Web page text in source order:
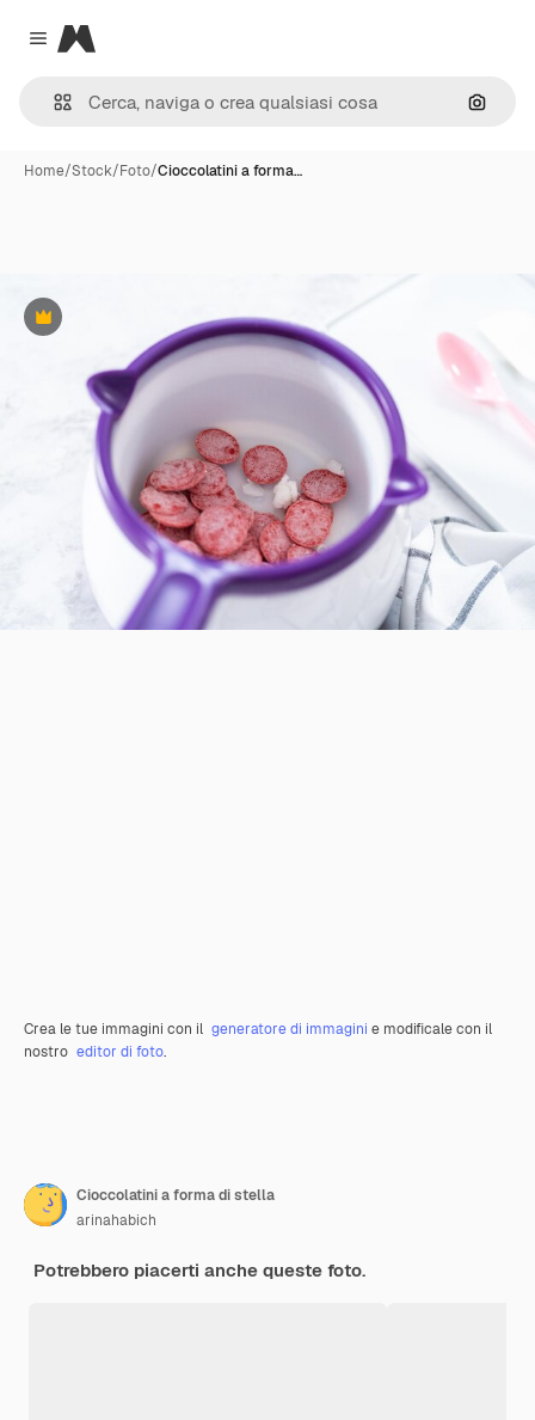
Close menu
Magnific
Cerca
Home/Stock/Foto/Cioccolatini a forma…
Premium
Crea le tue immagini con il generatore di immagini e modificale con il
nostro editor di foto.
Cioccolatini a forma di stella
arinahabich
Potrebbero piacerti anche queste foto.